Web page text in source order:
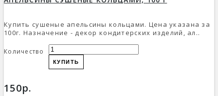
Купить сушеные апельсины кольцами. Цена указана за
100г. Назначение - декор кондитерских изделий, ал..
Количество
КУПИТЬ
150р.